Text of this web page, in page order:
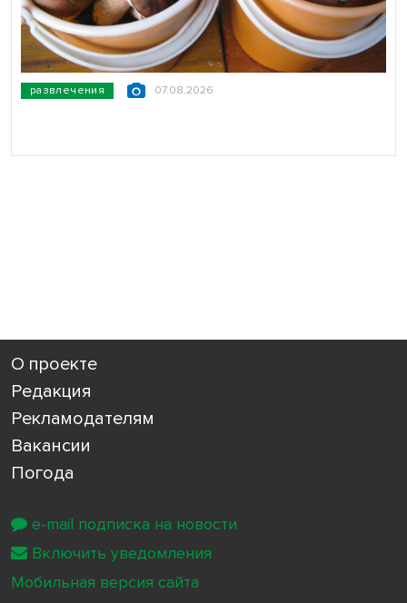
развлечения 07.08.2026
О проекте
Редакция
Рекламодателям
Вакансии
Погода
e-mail подписка на новости
Включить уведомления
Мобильная версия сайта